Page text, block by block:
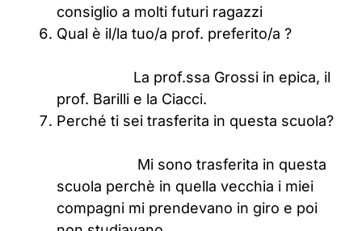
consiglio a molti futuri ragazzi
Qual è il/la tuo/a prof. preferito/a ?
La prof.ssa Grossi in epica, il
prof. Barilli e la Ciacci.
Perché ti sei trasferita in questa scuola?
Mi sono trasferita in questa
scuola perchè in quella vecchia i miei
compagni mi prendevano in giro e poi